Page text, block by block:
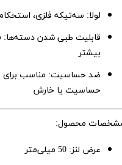
لولا: سه‌تیکه فلزی،
قابلیت طبی شدن دسته‌ها:
بیشتر
ضد حساسیت: مناسب
حساسیت یا خارش
محصول:
عرض لنز: 50
میلی‌متر